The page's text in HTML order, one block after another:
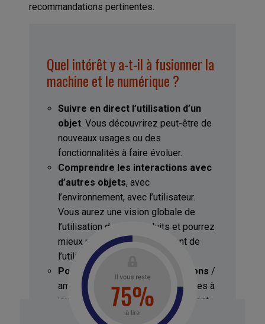
recommandations pertinentes.
Quel intérêt y a-t-il à fusionner la
machine et le numérique ?
Suivre en direct l’utilisation d’un
objet. Vous découvrirez peut-être de
nouveaux usages ou des
fonctionnalités à faire évoluer.
Comprendre les interactions avec
d’autres objets, avec
l’environnement, avec l’utilisateur.
Vous aurez une vision globale de
l’utilisation de vos produits et pourrez
mieux prévoir le comportement de
l’utilisateur.
Pouvoir procéder à des révisions /
améliorations à distance. Les mises à
jour sont transparentes pour le client.
Prévoir de potentielles pannes